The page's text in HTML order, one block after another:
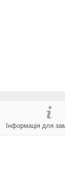
Інформація для